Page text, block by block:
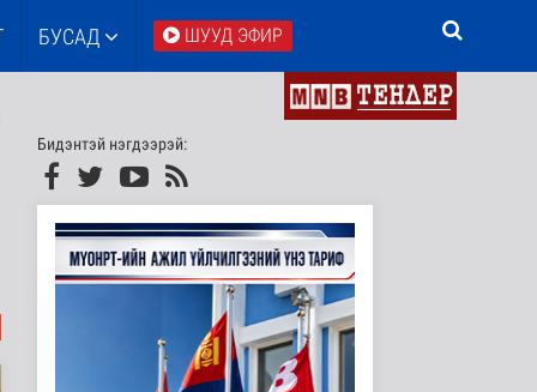
БУСАД ШУУД ЭФИР
Бидэнтэй нэгдээрэй: